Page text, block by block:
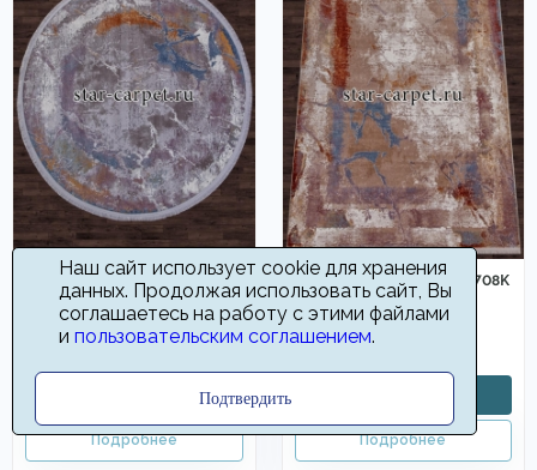
Ковер синего цвета 05708G
- GREY / GREY
12708руб
Ковер синего цвета 05708K
- BROWN / BROWN
от6270
Наш сайт использует cookie для хранения
данных. Продолжая использовать сайт, Вы
соглашаетесь на работу с этими файлами
и пользовательским соглашением.
Подтвердить